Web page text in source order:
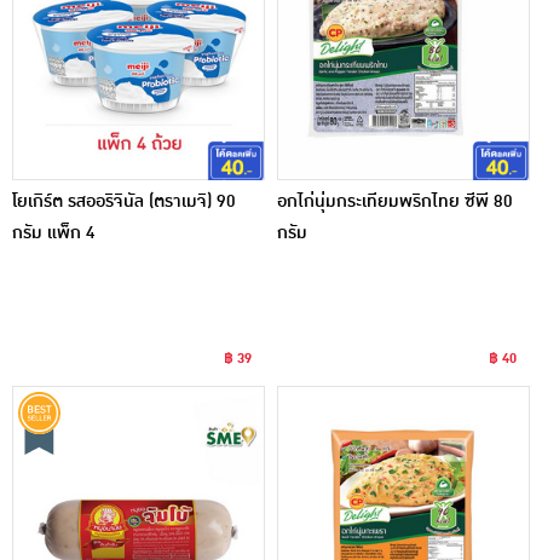
อาหารสด ผัก ผลไม้และเบเกอรี่
โยเกิร์ต รสออริจินัล (ตราเมจิ) 90
กรัม แพ็ก 4
฿ 39
อกไก่นุ่มกระเทียมพริกไทย ซีพี 80
กรัม
฿ 40